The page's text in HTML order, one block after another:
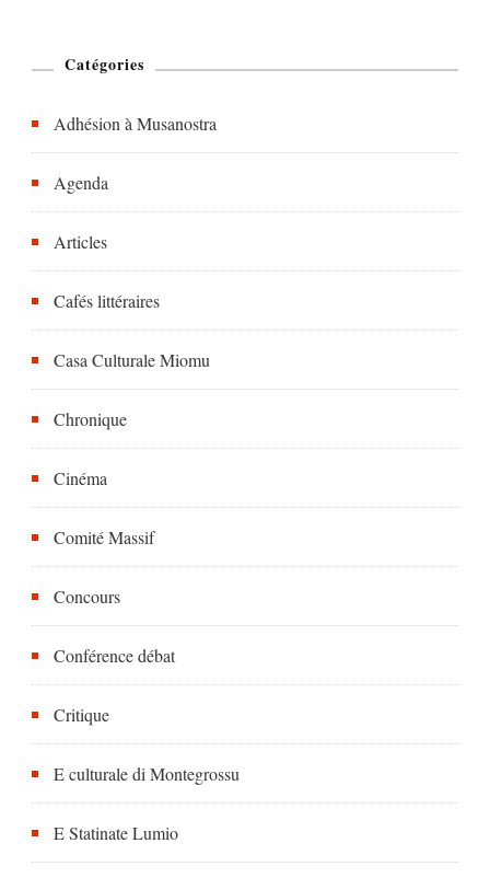
Catégories
Adhésion à Musanostra
Agenda
Articles
Cafés littéraires
Casa Culturale Miomu
Chronique
Cinéma
Comité Massif
Concours
Conférence débat
Critique
E culturale di Montegrossu
E Statinate Lumio